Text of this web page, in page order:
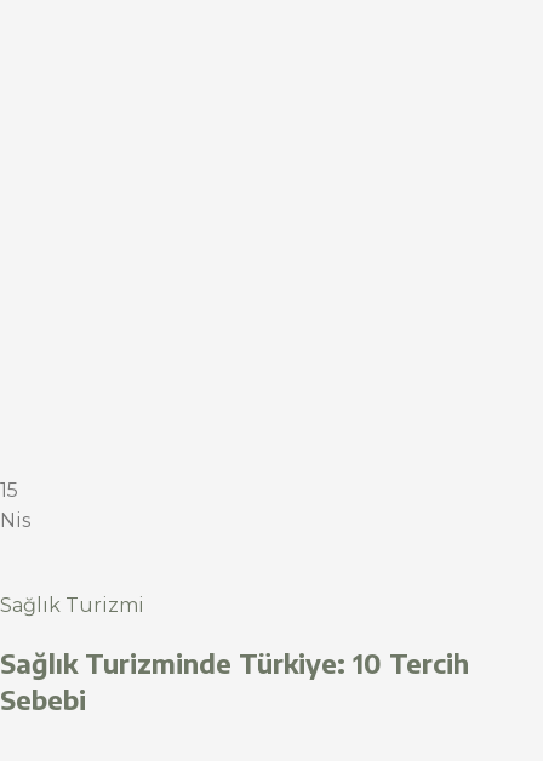
15
Nis
Sağlık Turizmi
Sağlık Turizminde Türkiye: 10 Tercih
Sebebi